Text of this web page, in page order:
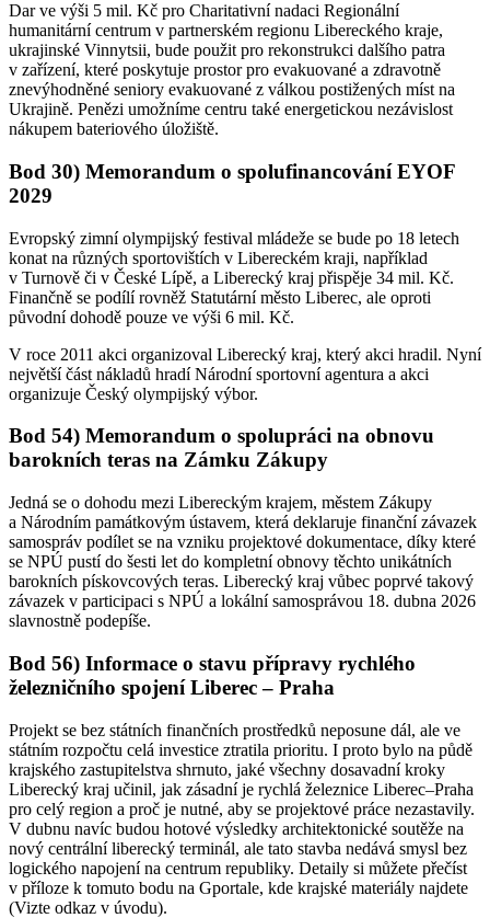
Dar ve výši 5 mil. Kč pro Charitativní nadaci Regionální
humanitární centrum v partnerském regionu Libereckého kraje,
ukrajinské Vinnytsii, bude použit pro rekonstrukci dalšího patra
v zařízení, které poskytuje prostor pro evakuované a zdravotně
znevýhodněné seniory evakuované z válkou postižených míst na
Ukrajině. Penězi umožníme centru také energetickou nezávislost
nákupem bateriového úložiště.
Bod 30) Memorandum o spolufinancování EYOF
2029
Evropský zimní olympijský festival mládeže se bude po 18 letech
konat na různých sportovištích v Libereckém kraji, například
v Turnově či v České Lípě, a Liberecký kraj přispěje 34 mil. Kč.
Finančně se podílí rovněž Statutární město Liberec, ale oproti
původní dohodě pouze ve výši 6 mil. Kč.
V roce 2011 akci organizoval Liberecký kraj, který akci hradil. Nyní
největší část nákladů hradí Národní sportovní agentura a akci
organizuje Český olympijský výbor.
Bod 54) Memorandum o spolupráci na obnovu
barokních teras na Zámku Zákupy
Jedná se o dohodu mezi Libereckým krajem, městem Zákupy
a Národním památkovým ústavem, která deklaruje finanční závazek
samospráv podílet se na vzniku projektové dokumentace, díky které
se NPÚ pustí do šesti let do kompletní obnovy těchto unikátních
barokních pískovcových teras. Liberecký kraj vůbec poprvé takový
závazek v participaci s NPÚ a lokální samosprávou 18. dubna 2026
slavnostně podepíše.
Bod 56) Informace o stavu přípravy rychlého
železničního spojení Liberec – Praha
Projekt se bez státních finančních prostředků neposune dál, ale ve
státním rozpočtu celá investice ztratila prioritu. I proto bylo na půdě
krajského zastupitelstva shrnuto, jaké všechny dosavadní kroky
Liberecký kraj učinil, jak zásadní je rychlá železnice Liberec–Praha
pro celý region a proč je nutné, aby se projektové práce nezastavily.
V dubnu navíc budou hotové výsledky architektonické soutěže na
nový centrální liberecký terminál, ale tato stavba nedává smysl bez
logického napojení na centrum republiky. Detaily si můžete přečíst
v příloze k tomuto bodu na Gportale, kde krajské materiály najdete
(Vizte odkaz v úvodu).